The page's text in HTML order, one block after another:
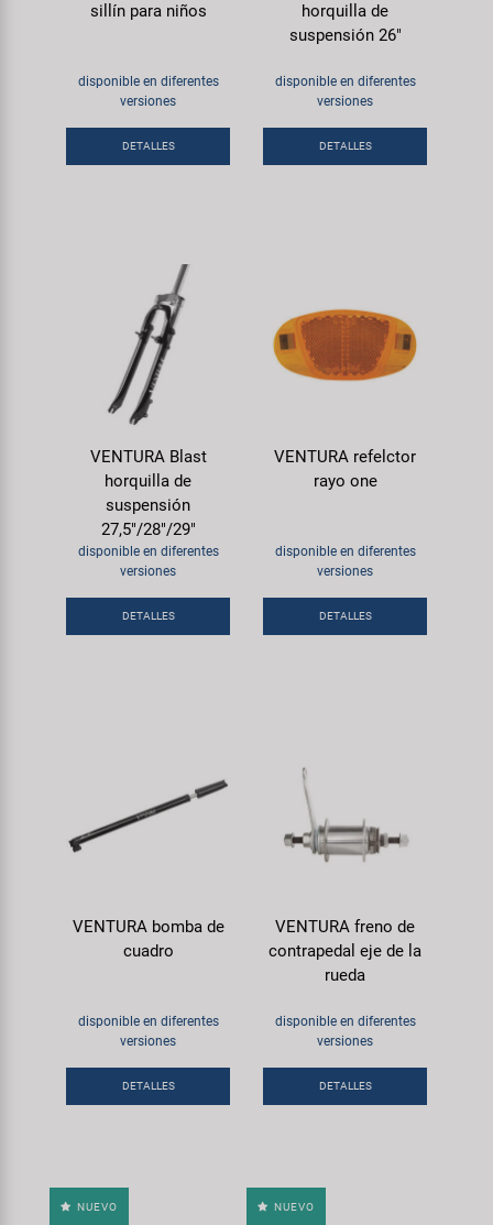
sillín para niños
disponible en diferentes
versiones
DETALLES
horquilla de
suspensión 26"
disponible en diferentes
versiones
DETALLES
VENTURA Blast
horquilla de
suspensión
27,5"/28"/29"
disponible en diferentes
versiones
DETALLES
VENTURA refelctor
rayo one
disponible en diferentes
versiones
DETALLES
VENTURA bomba de
cuadro
disponible en diferentes
versiones
DETALLES
VENTURA freno de
contrapedal eje de la
rueda
disponible en diferentes
versiones
DETALLES
NUEVO NUEVO